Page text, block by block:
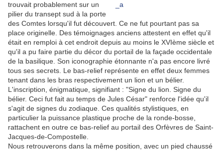
trouvait probablement sur un
pilier du transept sud à la porte
des Comtes lorsqu'il fut découvert. Ce ne fut pourtant pas sa
place originelle. Des témoignages anciens attestent en effet qu'il
était en remploi à cet endroit depuis au moins le XVIème siècle et
qu'il a pu faire partie du décor du portail de la façade occidentale
de la basilique. Son iconographie étonnante n'a pas encore livré
tous ses secrets. Le bas-relief représente en effet deux femmes
tenant dans les bras respectivement un lion et un bélier.
L'inscription, énigmatique, signifiant : "Signe du lion. Signe du
bélier. Ceci fut fait au temps de Jules César" renforce l'idée qu'il
s'agit de signes du zodiaque. Ces qualités stylistiques, en
particulier la puissance plastique proche de la ronde-bosse,
rattachent en outre ce bas-relief au portail des Orfèvres de Saint-
Jacques-de-Compostelle.
Nous retrouverons dans la même position, avec un pied chaussé